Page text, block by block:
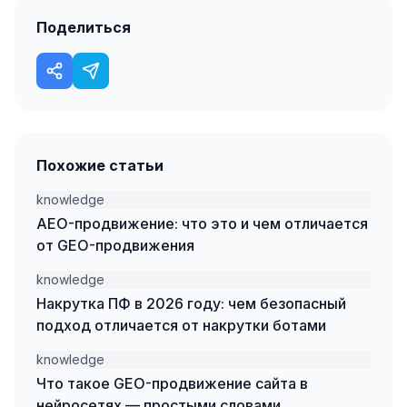
Одноклассники
TikTok
Почтовые рассылки
Автоматизация
A/B тестирование
Сегментация базы
Персонализация
Продающие тексты
Поделиться
Похожие статьи
knowledge
AEO-продвижение: что это и чем отличается
от GEO-продвижения
knowledge
Накрутка ПФ в 2026 году: чем безопасный
подход отличается от накрутки ботами
knowledge
Что такое GEO-продвижение сайта в